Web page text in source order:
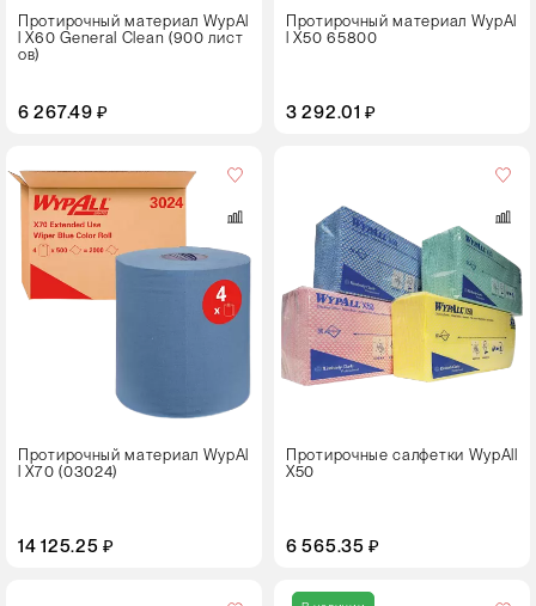
Протирочный материал WypAl
l X60 Genеral Clean (900 лист
ов)
6 267.49 ₽
Протирочный материал WypAl
l X50 65800
3 292.01 ₽
Протирочный материал WypAl
l X70 (03024)
14 125.25 ₽
Протирочные салфетки WypAll
X50
6 565.35 ₽
во
в
упаковке
6 пачек
Цвет